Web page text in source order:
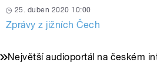
25. duben 2020 10:00
Zprávy z jižních Čech
Největší audioportál na českém